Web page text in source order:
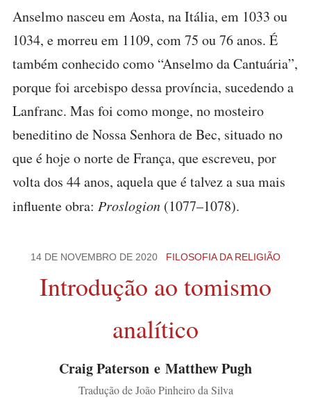
Anselmo nasceu em Aosta, na Itália, em 1033 ou
1034, e morreu em 1109, com 75 ou 76 anos. É
também conhecido como “Anselmo da Cantuária”,
porque foi arcebispo dessa província, sucedendo a
Lanfranc. Mas foi como monge, no mosteiro
beneditino de Nossa Senhora de Bec, situado no
que é hoje o norte de França, que escreveu, por
volta dos 44 anos, aquela que é talvez a sua mais
influente obra: Proslogion (1077–1078).
14 DE NOVEMBRO DE 2020 FILOSOFIA DA RELIGIÃO
Introdução ao tomismo
analítico
Craig Paterson e Matthew Pugh
Tradução de João Pinheiro da Silva